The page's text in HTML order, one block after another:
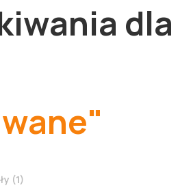
dla
(1)